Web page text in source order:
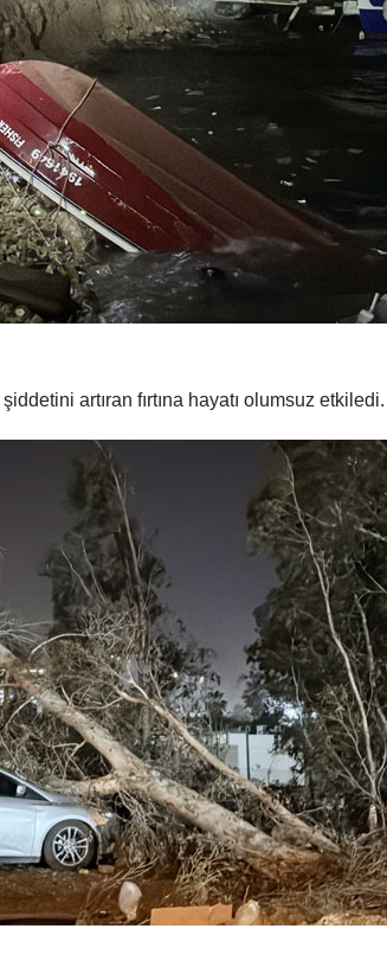
artıran fırtına hayatı olumsuz etkiledi.